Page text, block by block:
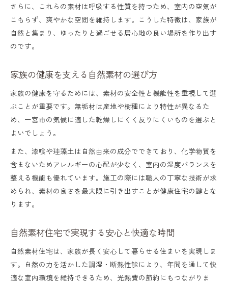
自然素材住宅選びのポイント徹底解説
自然素材住宅を選ぶ際の重要なチェックポ
自然素材住宅の種類と特徴を比較しよう
健康重視の自然素材住宅選びの基準
自然素材の性能を見極めるポイント解説
暮らしを守る自然素材住宅の魅力とは
自然素材住宅が暮らしを守る理由と効果
自然素材ならではの安心感と長持ち性能
快適さと安全性を両立する自然素材住宅
さらに、これらの素材は呼吸する性質を持つため、室内の空気が
こもらず、爽やかな空間を維持します。こうした特徴は、家族が
自然と集まり、ゆったりと過ごせる居心地の良い場所を作り出す
のです。
家族の健康を支える自然素材の選び方
家族の健康を守るためには、素材の安全性と機能性を重視して選
ぶことが重要です。無垢材は産地や樹種により特性が異なるた
め、一宮市の気候に適した乾燥しにくく反りにくいものを選ぶと
よいでしょう。
また、漆喰や珪藻土は自然由来の成分でできており、化学物質を
含まないためアレルギーの心配が少なく、室内の湿度バランスを
整える機能も優れています。施工の際には職人の丁寧な技術が求
められ、素材の良さを最大限に引き出すことが健康住宅の鍵とな
ります。
自然素材住宅で実現する安心と快適な時間
自然素材住宅は、家族が長く安心して暮らせる住まいを実現しま
す。自然の力を活かした調湿・断熱性能により、年間を通して快
適な室内環境を維持できるため、光熱費の節約にもつながりま